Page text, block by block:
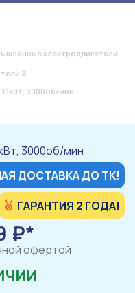
электродвигатели
А
3000об/мин
ДОСТАВКА ДО ТК!
ГАРАНТИЯ 2 ГОДА!
₽*
офертой